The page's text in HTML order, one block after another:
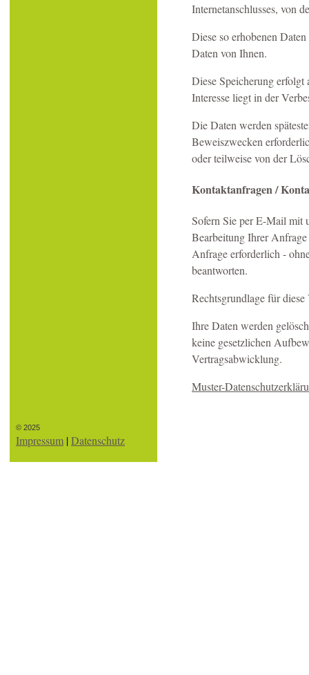
Internetanschlusses, von
Diese so erhobenen
Daten von Ihnen.
Diese Speicherung
Interesse liegt in der
Die Daten werden
Beweiszwecken
oder teilweise von der
Kontaktanfragen /
Sofern Sie per E-Mail mit
Bearbeitung Ihrer
Anfrage erforderlich -
beantworten.
Rechtsgrundlage für
Ihre Daten werden
keine gesetzlichen
Vertragsabwicklung.
Muster-
© 2025
Impressum |Datenschutz